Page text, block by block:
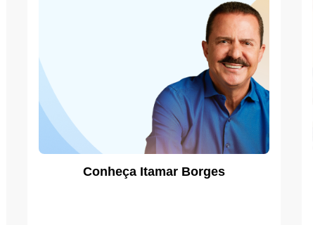
Conheça Itamar Borges